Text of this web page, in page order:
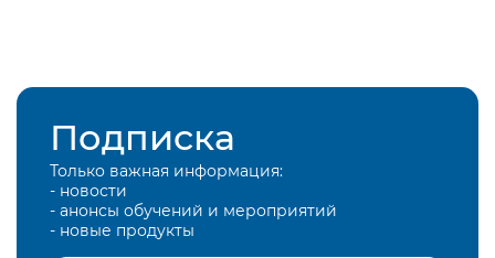
Подписка
Только важная информация:
- новости
- анонсы обучений и мероприятий
- новые продукты